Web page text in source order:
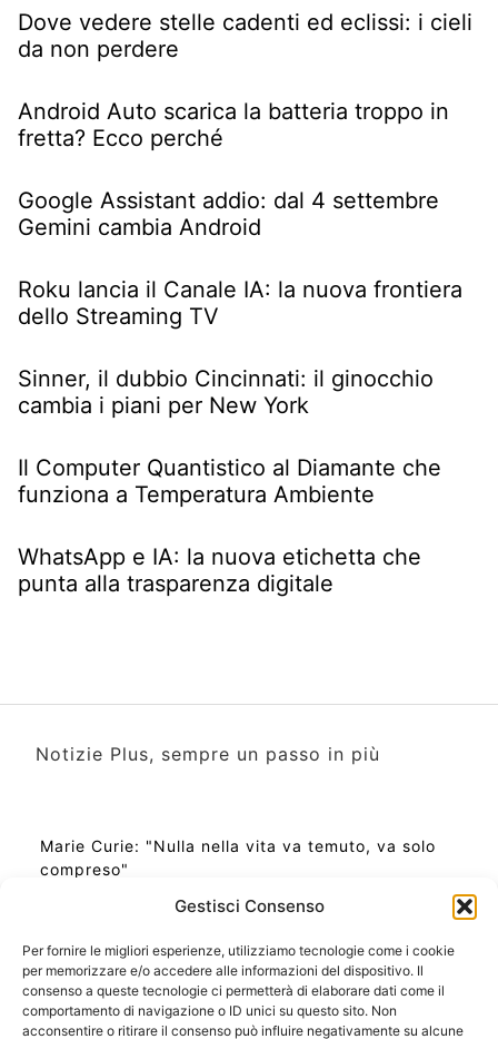
Gestisci Consenso
Per fornire le migliori esperienze, utilizziamo tecnologie come i cookie
per memorizzare e/o accedere alle informazioni del dispositivo. Il
consenso a queste tecnologie ci permetterà di elaborare dati come il
comportamento di navigazione o ID unici su questo sito. Non
acconsentire o ritirare il consenso può influire negativamente su alcune
Dove vedere stelle cadenti ed eclissi: i cieli
da non perdere
Android Auto scarica la batteria troppo in
fretta? Ecco perché
Google Assistant addio: dal 4 settembre
Gemini cambia Android
Roku lancia il Canale IA: la nuova frontiera
dello Streaming TV
Sinner, il dubbio Cincinnati: il ginocchio
cambia i piani per New York
Il Computer Quantistico al Diamante che
funziona a Temperatura Ambiente
WhatsApp e IA: la nuova etichetta che
punta alla trasparenza digitale
Notizie Plus, sempre un passo in più
Marie Curie: "Nulla nella vita va temuto, va solo
compreso"
Ora Esatta in Italia in questo momento
Ti Senti Strano Ultimamente? Potrebbe Essere per
la Risonanza di Schumann